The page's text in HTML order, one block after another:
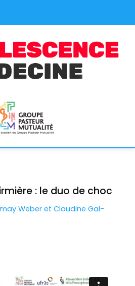
: le duo de choc
Weber et Claudine Gal-